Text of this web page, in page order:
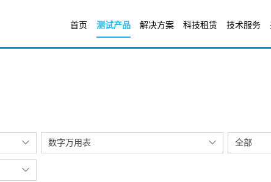
首页 测试产品 解决方案 科技租赁 技术服务
数字万用表 全部